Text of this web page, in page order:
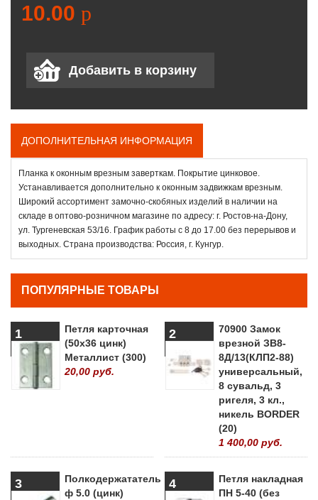
10.00 p
ДОПОЛНИТЕЛЬНАЯ ИНФОРМАЦИЯ
Планка к оконным врезным заверткам. Покрытие цинковое.
Устанавливается дополнительно к оконным задвижкам врезным.
Широкий ассортимент замочно-скобяных изделий в наличии на
складе в оптово-розничном магазине по адресу: г. Ростов-на-Дону,
ул. Тургеневская 53/16. График работы с 8 до 17.00 без перерывов и
выходных. Страна производства: Россия, г. Кунгур.
ПОПУЛЯРНЫЕ ТОВАРЫ
1
Петля карточная
(50х36 цинк)
Металлист (300)
20,00 руб.
2
70900 Замок
врезной ЗВ8-
8Д/13(КЛП2-88)
универсальный,
8 сувальд, 3
ригеля, 3 кл.,
никель BORDER
(20)
1 400,00 руб.
3
Полкодержататель
ф 5.0 (цинк)
4
Петля накладная
ПН 5-40 (без